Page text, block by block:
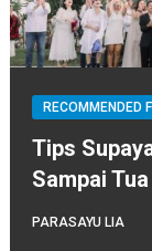
RECOMMENDED
Tips
Sampai Tua
PARASAYU LIA